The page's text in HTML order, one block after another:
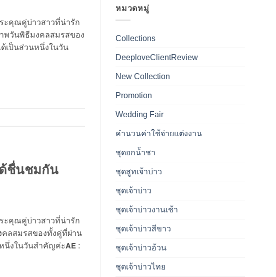
ะคุณคู่บ่าวสาวที่น่ารัก
พวันพิธีมงคลสมรสของ
เป็นส่วนหนึ่งในวัน
ด้ชื่นชมกัน
ะคุณคู่บ่าวสาวที่น่ารัก
ลสมรสของทั้งคู่ที่ผ่าน
นึ่งในวันสำคัญค่ะ𝗔𝗘 :
หมวดหมู่
Collections
DeeploveClientReview
New Collection
Promotion
Wedding Fair
คำนวนค่าใช้จ่ายแต่งงาน
ชุดยกน้ำชา
ชุดสูทเจ้าบ่าว
ชุดเจ้าบ่าว
ชุดเจ้าบ่าวงานเช้า
ชุดเจ้าบ่าวสีขาว
ชุดเจ้าบ่าวอ้วน
ชุดเจ้าบ่าวไทย